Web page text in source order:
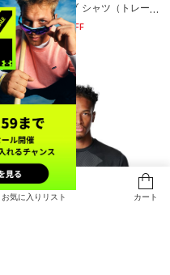
お気に入りリスト カート
ショートスリーブ シャツ（トレーニ
ング/MEN）
￥5,54430%OFF
￥7,920